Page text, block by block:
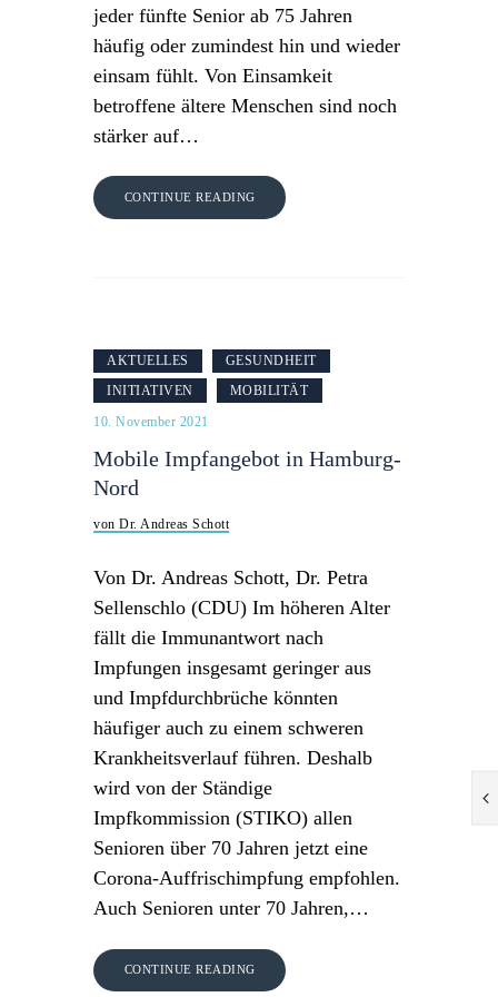
jeder fünfte Senior ab 75 Jahren
häufig oder zumindest hin und wieder
einsam fühlt. Von Einsamkeit
betroffene ältere Menschen sind noch
stärker auf…
CONTINUE READING
AKTUELLES
GESUNDHEIT
INITIATIVEN
MOBILITÄT
10. November 2021
Mobile Impfangebot in Hamburg-
Nord
von Dr. Andreas Schott
Von Dr. Andreas Schott, Dr. Petra
Sellenschlo (CDU) Im höheren Alter
fällt die Immunantwort nach
Impfungen insgesamt geringer aus
und Impfdurchbrüche könnten
häufiger auch zu einem schweren
Krankheitsverlauf führen. Deshalb
wird von der Ständige
Impfkommission (STIKO) allen
Senioren über 70 Jahren jetzt eine
Corona-Auffrischimpfung empfohlen.
Auch Senioren unter 70 Jahren,…
CONTINUE READING